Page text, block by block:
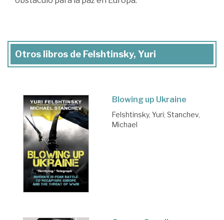
Otros libros de Felshtinsky, Yuri
Blowing up Ukraine
Felshtinsky, Yuri; Stanchev,
Michael